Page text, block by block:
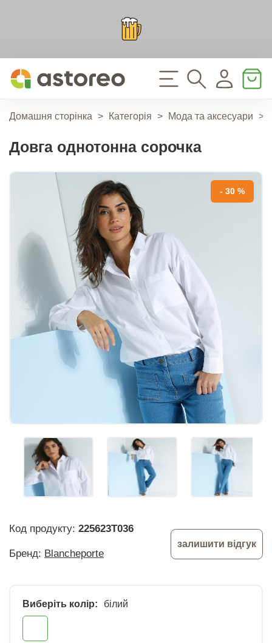
Домашня сторінка > Категорія > Мода та аксесуари >
Довга однотонна сорочка
- 30 %
Код продукту: 225623T036
Бренд: Blancheporte
залишити відгук
Виберіть колір: білий